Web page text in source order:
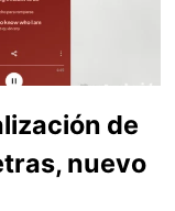
de
nuevo